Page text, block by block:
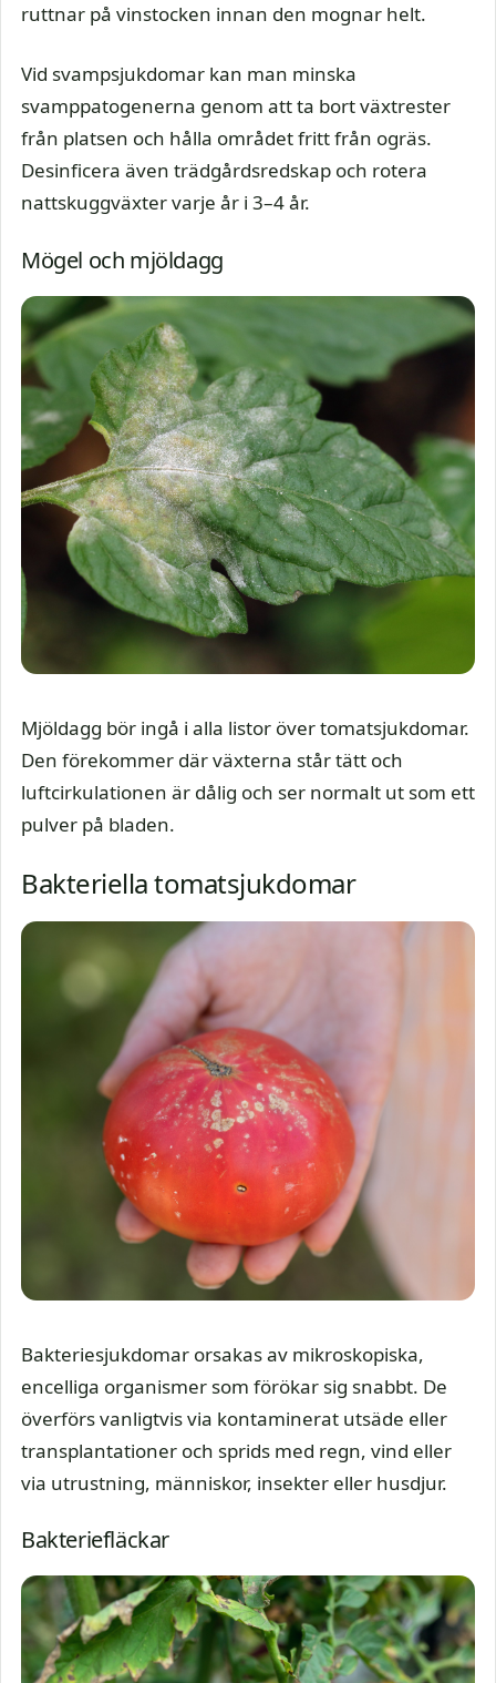
ruttnar på vinstocken innan den mognar helt.
Vid svampsjukdomar kan man minska
svamppatogenerna genom att ta bort växtrester
från platsen och hålla området fritt från ogräs.
Desinficera även trädgårdsredskap och rotera
nattskuggväxter varje år i 3–4 år.
Mögel och mjöldagg
Mjöldagg bör ingå i alla listor över tomatsjukdomar.
Den förekommer där växterna står tätt och
luftcirkulationen är dålig och ser normalt ut som ett
pulver på bladen.
Bakteriella tomatsjukdomar
Bakteriesjukdomar orsakas av mikroskopiska,
encelliga organismer som förökar sig snabbt. De
överförs vanligtvis via kontaminerat utsäde eller
transplantationer och sprids med regn, vind eller
via utrustning, människor, insekter eller husdjur.
Bakteriefläckar